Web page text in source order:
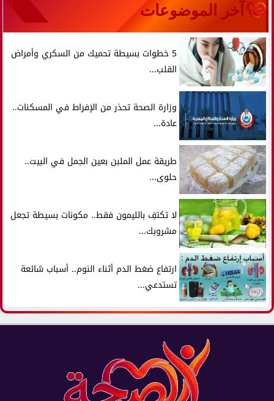
آخر الموضوعات
5 خطوات بسيطة تحميك من السكري وأمراض
القلب...
وزارة الصحة تحذر من الإفراط في المسكنات..
عادة...
طريقة عمل الملبن بعين الجمل في البيت..
حلوى...
لا تكتفِ بالليمون فقط.. مكونات بسيطة تجعل
مشروبك...
ارتفاع ضغط الدم أثناء النوم.. أسباب شائعة
تستدعي...